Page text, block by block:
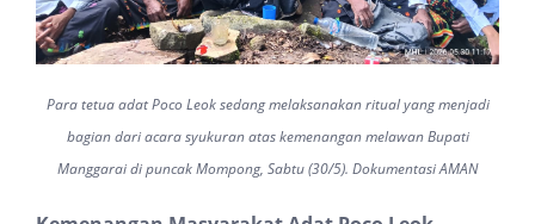
Para tetua adat Poco Leok sedang melaksanakan ritual yang menjadi
bagian dari acara syukuran atas kemenangan melawan Bupati
Manggarai di puncak Mompong, Sabtu (30/5). Dokumentasi AMAN